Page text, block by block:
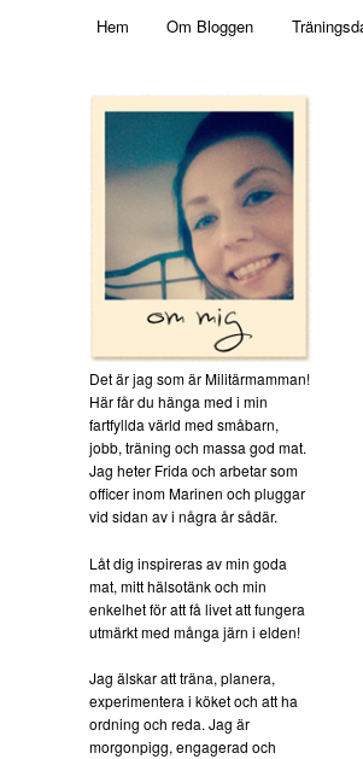
Militärmamman
Skip to primary content
Hem Om Bloggen
Det är jag som är Militärmamman!
Här får du hänga med i min
fartfyllda värld med småbarn,
jobb, träning och massa god mat.
Jag heter Frida och arbetar som
officer inom Marinen och pluggar
vid sidan av i några år sådär.
Låt dig inspireras av min goda
mat, mitt hälsotänk och min
enkelhet för att få livet att fungera
utmärkt med många järn i elden!
Jag älskar att träna, planera,
experimentera i köket och att ha
ordning och reda. Jag är
morgonpigg, engagerad och